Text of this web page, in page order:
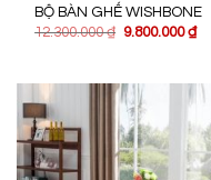
BỘ BÀN GHẾ WISHBONE
12.300.000₫ 9.800.000₫